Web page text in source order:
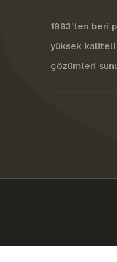
1993'ten beri
yüksek
çözümleri